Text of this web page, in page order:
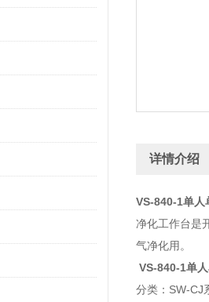
详情介绍
VS-840-1单人
净化工作台是
气净化用。
VS-840-1单
分类：SW-CJ